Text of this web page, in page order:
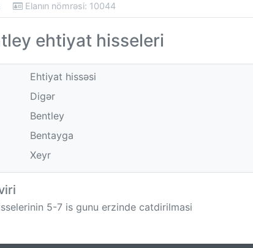
Elanın nömrəsi: 10044
ehtiyat hisseleri
Ehtiyat hissəsi
Digər
Bentley
Bentayga
Xeyr
5-7 is gunu erzinde catdirilmasi